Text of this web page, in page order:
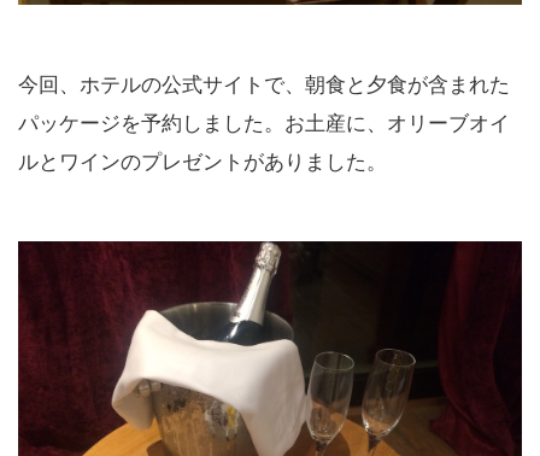
今回、ホテルの公式サイトで、朝食と夕食が含まれた
パッケージを予約しました。お土産に、オリーブオイ
ルとワインのプレゼントがありました。